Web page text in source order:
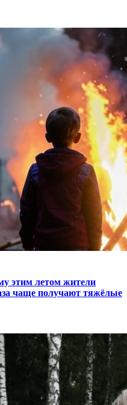
этим летом жители
чаще получают тяжёлые